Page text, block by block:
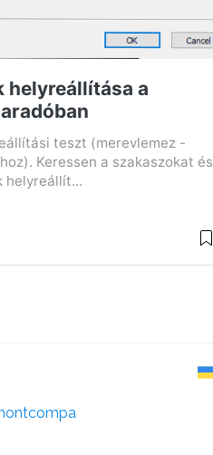
helyreállítása a
teszt (merevlemez -
Keressen a szakaszokat és
helyreállít...